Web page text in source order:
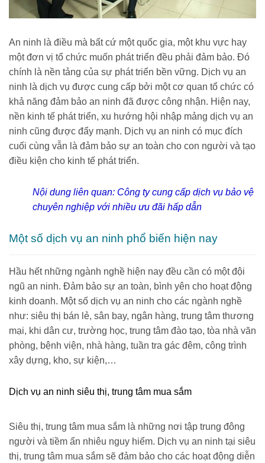
An ninh là điều mà bất cứ một quốc gia, một khu vực hay
một đơn vị tổ chức muốn phát triển đều phải đảm bảo. Đó
chính là nền tảng của sự phát triển bền vững. Dịch vụ an
ninh là dịch vụ được cung cấp bởi một cơ quan tổ chức có
khả năng đảm bảo an ninh đã được công nhận. Hiện nay,
nền kinh tế phát triển, xu hướng hội nhập mảng dịch vụ an
ninh cũng được đẩy mạnh. Dịch vụ an ninh có mục đích
cuối cùng vẫn là đảm bảo sự an toàn cho con người và tạo
điều kiện cho kinh tế phát triển.
Nội dung liên quan: Công ty cung cấp dịch vụ bảo vệ
chuyên nghiệp với nhiều ưu đãi hấp dẫn
Một số dịch vụ an ninh phổ biến hiện nay
Hầu hết những ngành nghề hiện nay đều cần có một đội
ngũ an ninh. Đảm bảo sự an toàn, bình yên cho hoạt động
kinh doanh. Một số dịch vụ an ninh cho các ngành nghề
như: siêu thị bán lẻ, sân bay, ngân hàng, trung tâm thương
mại, khi dân cư, trường học, trung tâm đào tạo, tòa nhà văn
phòng, bệnh viện, nhà hàng, tuần tra gác đêm, công trình
xây dựng, kho, sự kiện,…
Dịch vụ an ninh siêu thị, trung tâm mua sắm
Siêu thị, trung tâm mua sắm là những nơi tập trung đông
người và tiềm ẩn nhiêu nguy hiểm. Dịch vụ an ninh tại siêu
thị, trung tâm mua sắm sẽ đảm bảo cho các hoạt động diễn